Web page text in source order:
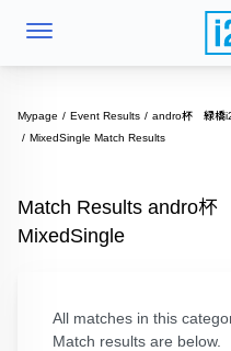
Mypage Event Results
andro杯 緑橋
MixedSingle Match Results
Match Results andro
MixedSingle
All matches in this
Match results are below.